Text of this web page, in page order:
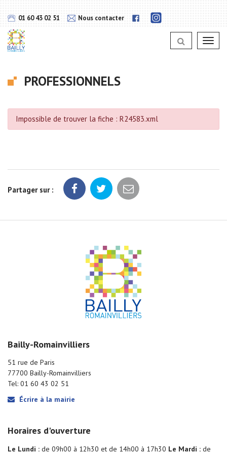
01 60 43 02 51 Nous contacter
Lien
notra
Instagram
PROFESSIONNELS
Impossible de trouver la fiche : R24583.xml
Partager sur :
Bailly-Romainvilliers
51 rue de Paris
77700 Bailly-Romainvilliers
Tel: 01 60 43 02 51
Écrire à la mairie
Horaires d'ouverture
Le Lundi : de 09h00 à 12h30 et de 14h00 à 17h30 Le Mardi : de